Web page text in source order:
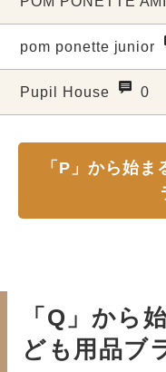
pom ponette junior
Pupil House 0
「P」から始
「Q」から
ども用品ブ